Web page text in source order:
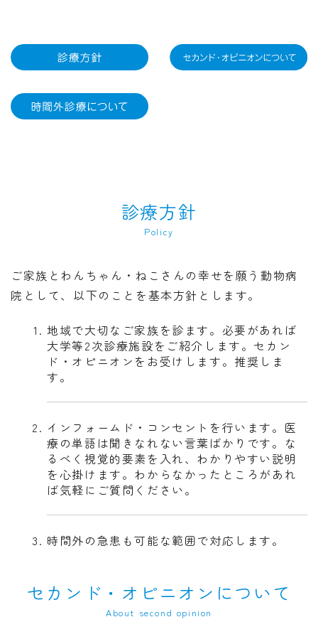
診療方針
Policy
ご家族とわんちゃん・ねこさんの幸せを願う動物病
院として、以下のことを基本方針とします。
地域で大切なご家族を診ます。必要があれば
大学等2次診療施設をご紹介します。セカン
ド・オピニオンをお受けします。推奨しま
す。
インフォームド・コンセントを行います。医
療の単語は聞きなれない言葉ばかりです。な
るべく視覚的要素を入れ、わかりやすい説明
を心掛けます。わからなかったところがあれ
ば気軽にご質問ください。
時間外の急患も可能な範囲で対応します。
セカンド・オピニオンについて
About second opinion